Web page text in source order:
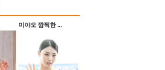
미야오 깜찍한 ...